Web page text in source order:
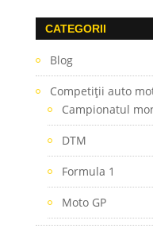
CATEGORII
Blog
Competiţii auto
Campionatul
DTM
Formula 1
Moto GP